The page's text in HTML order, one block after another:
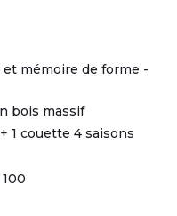
et mémoire de forme -
bois massif
1 couette 4 saisons